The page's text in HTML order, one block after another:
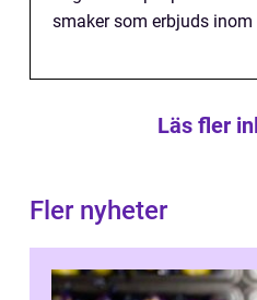
smaker som erbjuds
Läs fler
Fler nyheter